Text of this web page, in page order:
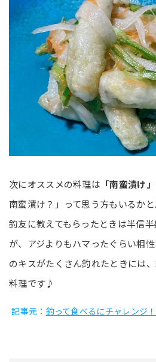
次にオススメの料理は 「南蛮漬け」
南蛮漬け？」って思う方もいるかと
釣友に教えてもらったときは半信
が、アジよりもハマったぐらい相
のキスがたくさん釣れたときには
料理です♪
記事元： 釣って食べるにチャレンジ